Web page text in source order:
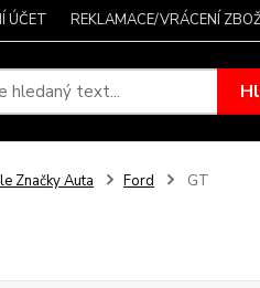
ÚČET REKLAMACE/VRÁCENÍ
Značky Auta Ford GT